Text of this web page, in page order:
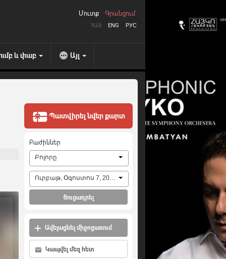
ՀԱՅ ENG РУС
Մուտք Գրանցում
և փաբ Այլ
Պատվիրել նվեր քարտ
Բաժիններ
Բոլորը
Ուրբաթ, Օգոստոս 7, 2026
Ցուցադրել
Ավելացնել միջոցառում
Կապվել մեզ հետ